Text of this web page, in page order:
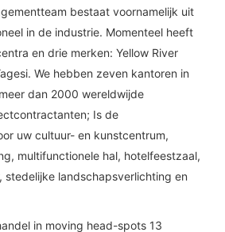
bestaat voornamelijk uit
in de industrie. Momenteel heeft
en drie merken: Yellow River
We hebben zeven kantoren in
dan 2000 wereldwijde
Is de
uw cultuur- en kunstcentrum,
multifunctionele hal, hotelfeestzaal,
stedelijke landschapsverlichting en